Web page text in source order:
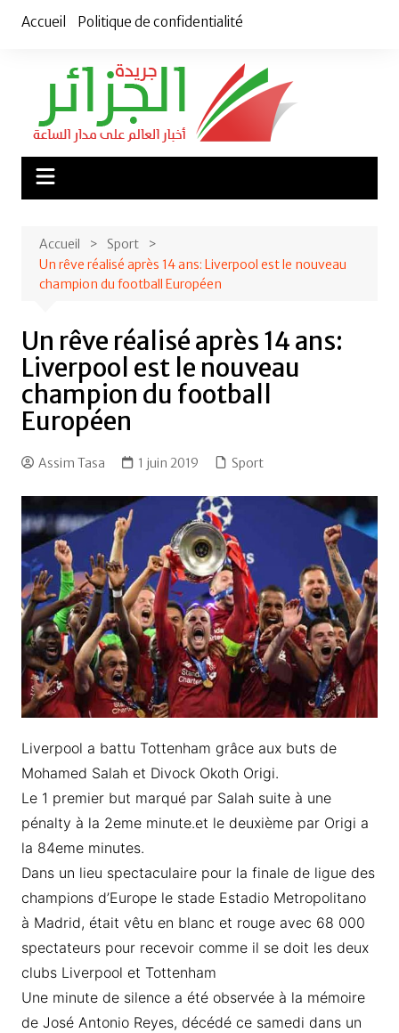
Accueil Politique de confidentialité
Accueil
Sport
Un rêve réalisé après 14 ans: Liverpool est le nouveau
champion du football Européen
Un rêve réalisé après 14 ans:
Liverpool est le nouveau
champion du football
Européen
Assim Tasa 1 juin 2019 Sport
Liverpool a battu Tottenham grâce aux buts de
Mohamed Salah et Divock Okoth Origi.
Le 1 premier but marqué par Salah suite à une
pénalty à la 2eme minute.et le deuxième par Origi a
la 84eme minutes.
Dans un lieu spectaculaire pour la finale de ligue des
champions d’Europe le stade Estadio Metropolitano
à Madrid, était vêtu en blanc et rouge avec 68 000
spectateurs pour recevoir comme il se doit les deux
clubs Liverpool et Tottenham
Une minute de silence a été observée à la mémoire
de José Antonio Reyes, décédé ce samedi dans un